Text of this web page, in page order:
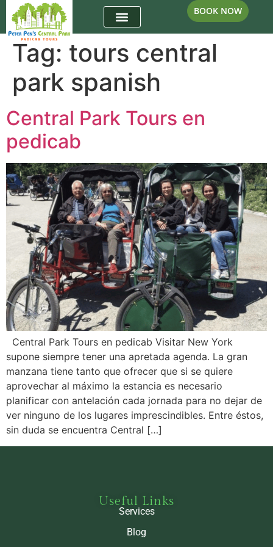
BOOK NOW
Tag: tours central
park spanish
Central Park Tours en
pedicab
Central Park Tours en pedicab Visitar New York
supone siempre tener una apretada agenda. La gran
manzana tiene tanto que ofrecer que si se quiere
aprovechar al máximo la estancia es necesario
planificar con antelación cada jornada para no dejar de
ver ninguno de los lugares imprescindibles. Entre éstos,
sin duda se encuentra Central […]
Useful Links
Services
Blog